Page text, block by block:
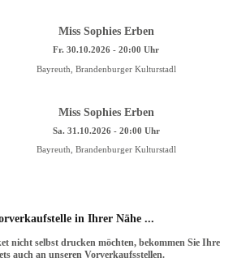
Miss Sophies Erben
Fr. 30.10.2026 - 20:00 Uhr
Bayreuth, Brandenburger Kulturstadl
Miss Sophies Erben
Sa. 31.10.2026 - 20:00 Uhr
Bayreuth, Brandenburger Kulturstadl
in Ihrer Nähe ...
nicht selbst drucken möchten, bekommen Sie Ihre
auch an unseren Vorverkaufsstellen.